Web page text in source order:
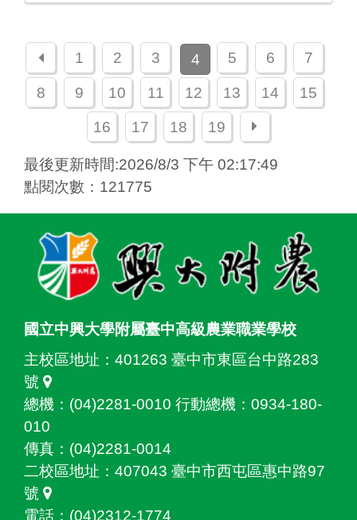
上一頁
1 2 3 4 5 6 7
8 9 10 11 12 13 14 15
16 17 18 19 下一頁
最後更新時間:2026/8/3 下午 02:17:49
點閱次數：121775
國立中興大學附屬臺中高級農業職業學校
主校區地址： 401263 臺中市東區台中路283
號
總機：(04)2281-0010 行動總機：0934-180-
010
傳真：(04)2281-0014
二校區地址： 407043 臺中市西屯區惠中路97
號
電話：(04)2312-1774